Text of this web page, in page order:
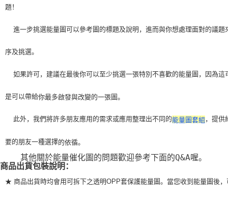
題！
進一步挑選能量圖可以參考圖的標題及說明，進而與你想處理面對的議題
序及挑選。
如果許可，建議在最後你可以至少挑選一張特別不喜歡的能量圖，因為這
是可以帶給你最多啟發與改變的一張圖。
    此外，我們將許多朋友應用的需求或應用整理出不同的
能量圖套組 ，提供
要的朋友一種選擇的依循。
    其他關於能量催化圖的問題歡迎參考下面的Q&A喔。
商品出貨包裝說明：
★ 商品出貨時均會用可拆下之透明OPP套保護能量圖。當您收到能量圖後，